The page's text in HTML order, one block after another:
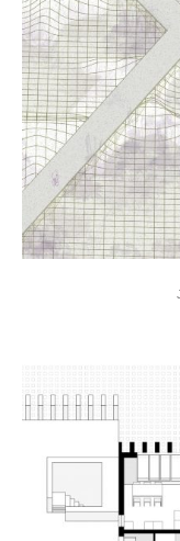
temporalidad
torres trabajo
vegetación
visión
altura vivienda
yoga